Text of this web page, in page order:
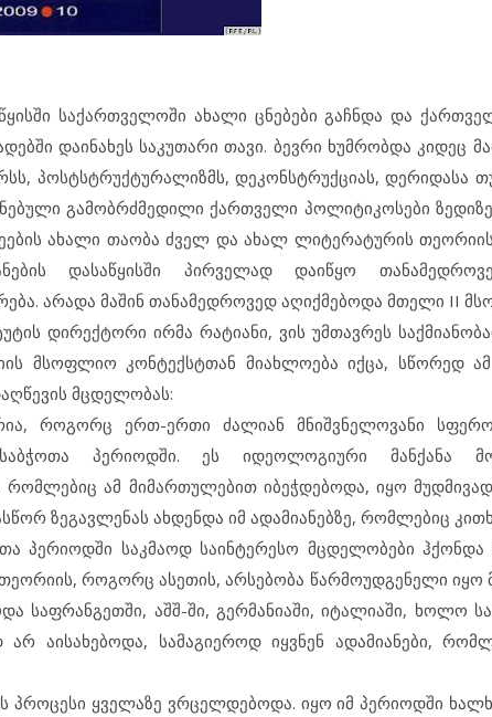
საქართველოში ახალი ცნებები გაჩნდა და
დაინახეს საკუთარი თავი. ბევრი ხუმრობდა კიდეც
პოსტსტრუქტურალიზმს, დეკონსტრუქციას, დერიდასა
გამობრძმედილი ქართველი პოლიტიკოსები
ახალი თაობა ძველ და ახალ ლიტერატურის თეორიის
დასაწყისში პირველად დაიწყო
არადა მაშინ თანამედროვედ აღიქმებოდა მთელი II
დირექტორი ირმა რატიანი, ვის უმთავრეს
მსოფლიო კონტექსტთან მიახლოება იქცა, სწორედ
მცდელობას:
როგორც ერთ-ერთი ძალიან მნიშვნელოვანი
პერიოდში. ეს იდეოლოგიური მანქანა
რომლებიც ამ მიმართულებით იბეჭდებოდა, იყო
ზეგავლენას ახდენდა იმ ადამიანებზე, რომლებიც
პერიოდში საკმაოდ საინტერესო მცდელობები
როგორც ასეთის, არსებობა წარმოუდგენელი იყო
საფრანგეთში, აშშ-ში, გერმანიაში, იტალიაში, ხოლო
არ აისახებოდა, სამაგიეროდ იყვნენ ადამიანები,
პროცესი ყველაზე ვრცელდებოდა. იყო იმ პერიოდში